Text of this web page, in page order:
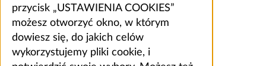
przycisk „USTAWIENIA COOKIES”
możesz otworzyć okno, w którym
dowiesz się, do jakich celów
wykorzystujemy pliki cookie, i